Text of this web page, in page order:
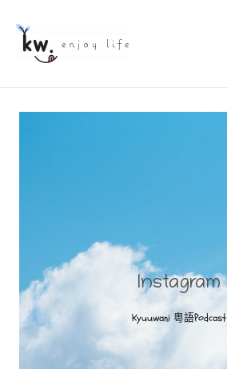
Instagram
Kyuuwani 粵語Podcast